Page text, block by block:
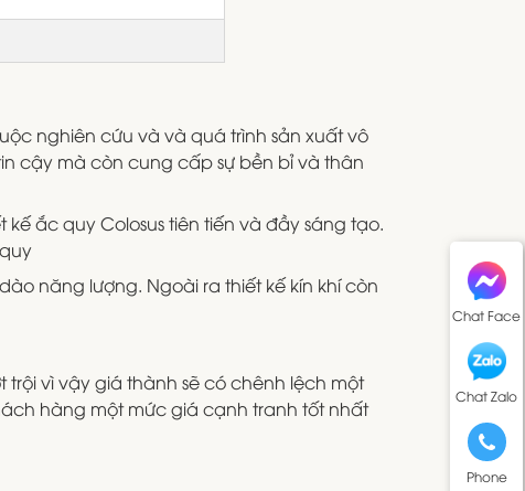
Chat Face
Chat Zalo
Phone
nghiên cứu và và quá trình sản xuất vô
cậy mà còn cung cấp sự bền bỉ và thân
ắc quy Colosus tiên tiến và đầy sáng tạo.
năng lượng. Ngoài ra thiết kế kín khí còn
trội vì vậy giá thành sẽ có chênh lệch một
hàng một mức giá cạnh tranh tốt nhất